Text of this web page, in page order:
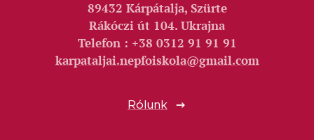
89432 Kárpátalja, Szürte
Rákóczi út 104. Ukrajna
Telefon : +38 0312 91 91 91
karpataljai.nepfoiskola@gmail.com
Rólunk